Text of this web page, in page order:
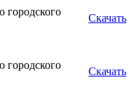
городского
Скачать
городского
Скачать